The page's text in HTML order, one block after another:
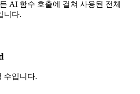
AI 함수 호출에 걸쳐 사용된 전체
니다.
수입니다.